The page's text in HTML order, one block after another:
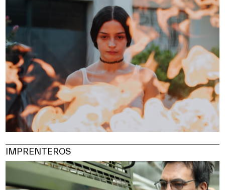
IMPRENTEROS